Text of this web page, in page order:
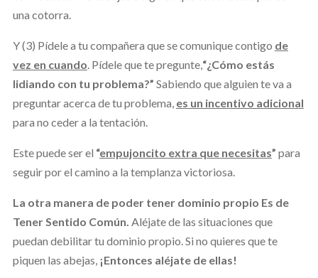
una cotorra.
Y(3) Pídele a tu compañera que se comunique contigo de
vez en cuando . Pídele que te pregunte, “¿Cómo estás
lidiando con tu problema?” Sabiendo que alguien te va a
preguntar acerca de tu problema, es un incentivo adicional
para no ceder a la tentación.
Este puede ser el “empujoncito extra que necesitas” para
seguir por el camino a la templanza victoriosa.
La otra manera de poder tener dominio propio Es de
Tener Sentido Común. Aléjate de las situaciones que
puedan debilitar tu dominio propio. Si no quieres que te
piquen las abejas, ¡Entonces aléjate de ellas!